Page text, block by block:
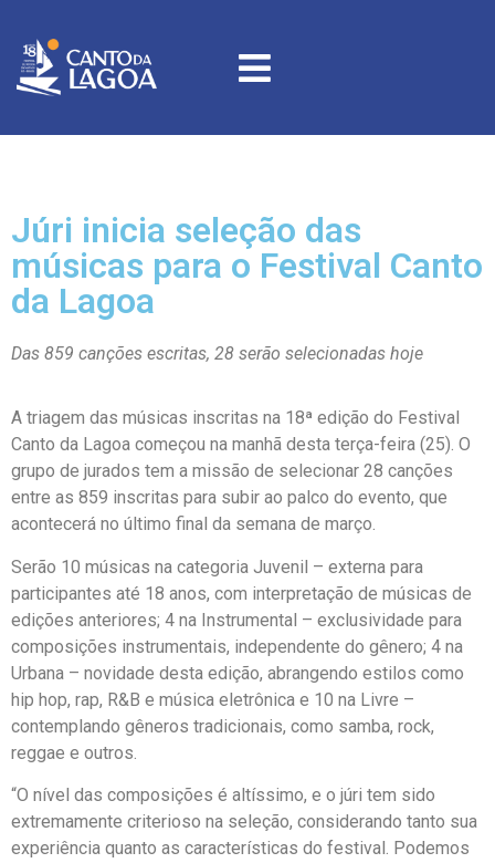
Júri inicia seleção das
músicas para o Festival Canto
da Lagoa
Das 859 canções escritas, 28 serão selecionadas hoje
A triagem das músicas inscritas na 18ª edição do Festival
Canto da Lagoa começou na manhã desta terça-feira (25). O
grupo de jurados tem a missão de selecionar 28 canções
entre as 859 inscritas para subir ao palco do evento, que
acontecerá no último final da semana de março.
Serão 10 músicas na categoria Juvenil – externa para
participantes até 18 anos, com interpretação de músicas de
edições anteriores; 4 na Instrumental – exclusividade para
composições instrumentais, independente do gênero; 4 na
Urbana – novidade desta edição, abrangendo estilos como
hip hop, rap, R&B e música eletrônica e 10 na Livre –
contemplando gêneros tradicionais, como samba, rock,
reggae e outros.
“O nível das composições é altíssimo, e o júri tem sido
extremamente criterioso na seleção, considerando tanto sua
experiência quanto as características do festival. Podemos